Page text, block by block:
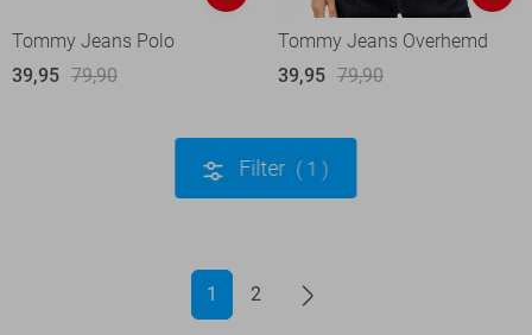
Tommy Jeans Polo
39,95 79,90
Tommy Jeans Overhemd
39,95 79,90
Filter 1
1 2